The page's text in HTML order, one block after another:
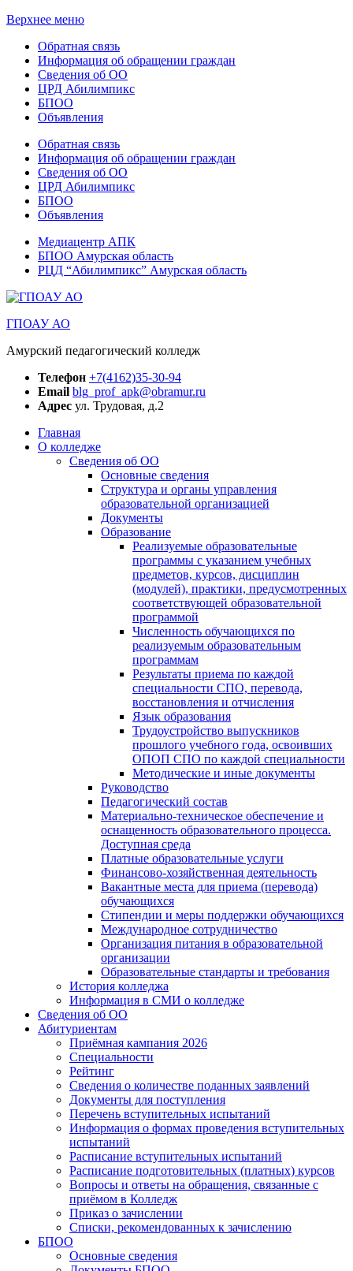
Верхнее меню
Обратная связь
Информация об обращении граждан
Сведения об ОО
ЦРД Абилимпикс
БПОО
Объявления
Обратная связь
Информация об обращении граждан
Сведения об ОО
ЦРД Абилимпикс
БПОО
Объявления
Медиацентр АПК
БПОО Амурская область
РЦД “Абилимпикс” Амурская область
ГПОАУ АО
Амурский педагогический колледж
Телефон +7(4162)35-30-94
Email blg_prof_apk@obramur.ru
Адрес ул. Трудовая, д.2
Главная
О колледже
Сведения об ОО
Основные сведения
Структура и органы управления
образовательной организацией
Документы
Образование
Реализуемые образовательные
программы с указанием учебных
предметов, курсов, дисциплин
(модулей), практики, предусмотренных
соответствующей образовательной
программой
Численность обучающихся по
реализуемым образовательным
программам
Результаты приема по каждой
специальности СПО, перевода,
восстановления и отчисления
Язык образования
Трудоустройство выпускников
прошлого учебного года, освоивших
ОПОП СПО по каждой специальности
Методические и иные документы
Руководство
Педагогический состав
Материально-техническое обеспечение и
оснащенность образовательного процесса.
Доступная среда
Платные образовательные услуги
Финансово-хозяйственная деятельность
Вакантные места для приема (перевода)
обучающихся
Стипендии и меры поддержки обучающихся
Международное сотрудничество
Организация питания в образовательной
организации
Образовательные стандарты и требования
История колледжа
Информация в СМИ о колледже
Сведения об ОО
Абитуриентам
Приёмная кампания 2026
Специальности
Рейтинг
Сведения о количестве поданных заявлений
Документы для поступления
Перечень вступительных испытаний
Информация о формах проведения вступительных
испытаний
Расписание вступительных испытаний
Расписание подготовительных (платных) курсов
Вопросы и ответы на обращения, связанные с
приёмом в Колледж
Приказ о зачислении
Списки, рекомендованных к зачислению
БПОО
Основные сведения